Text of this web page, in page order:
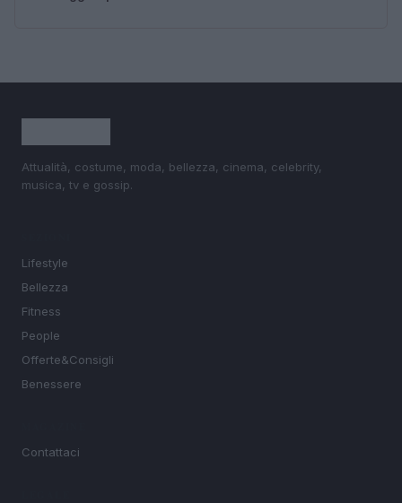
Attualità, costume, moda, bellezza, cinema, celebrity,
musica, tv e gossip.
Lifestyle
Bellezza
Fitness
People
Offerte&Consigli
Benessere
Contattaci